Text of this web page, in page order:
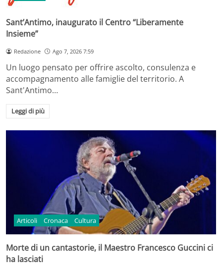
Sant’Antimo, inaugurato il Centro “Liberamente
Insieme”
Redazione Ago 7, 2026 7:59
Un luogo pensato per offrire ascolto, consulenza e
accompagnamento alle famiglie del territorio. A
Sant'Antimo…
Leggi di più
Articoli Cronaca Cultura
Morte di un cantastorie, il Maestro Francesco Guccini ci
ha lasciati